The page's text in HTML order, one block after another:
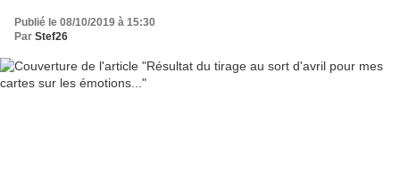
Publié le 08/10/2019 à 15:30
Par Stef26